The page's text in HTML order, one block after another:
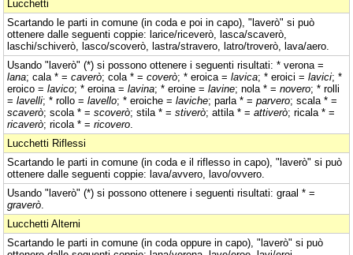
Lucchetti
Scartando le parti in comune (in coda e poi in capo), "laverò" si può
ottenere dalle seguenti coppie: larice/riceverò, lasca/scaverò,
laschi/schiverò, lasco/scoverò, lastra/stravero, latro/troverò, lava/aero.
Usando "laverò" (*) si possono ottenere i seguenti risultati: * verona =
lana; cala * = caverò; cola * = coverò; * eroica = lavica; * eroici = lavici; *
eroico = lavico; * eroina = lavina; * eroine = lavine; nola * = novero; * rolli
= lavelli; * rollo = lavello; * eroiche = laviche; parla * = parvero; scala * =
scaverò; scola * = scoverò; stila * = stiverò; attila * = attiverò; ricala * =
ricaverò; ricola * = ricovero
Lucchetti Riflessi
Scartando le parti in comune (in coda e il riflesso in capo), "laverò" si può
ottenere dalle seguenti coppie: lava/avvero, lavo/ovvero.
Usando "laverò" (*) si possono ottenere i seguenti risultati: graal * =
graverò
Lucchetti Alterni
Scartando le parti in comune (in coda oppure in capo), "laverò" si può